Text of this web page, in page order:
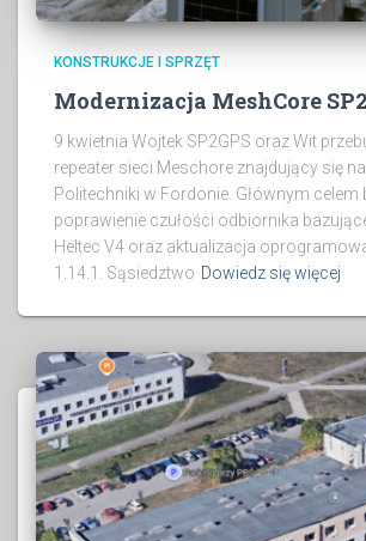
KONSTRUKCJE I SPRZĘT
Modernizacja MeshCore
9 kwietnia Wojtek SP2GPS oraz Wit
repeater sieci Meschore znajdujący się
Politechniki w Fordonie. Głównym celem
poprawienie czułości odbiornika
Heltec V4 oraz aktualizacja
1.14.1. Sąsiedztwo Dowiedz się więcej